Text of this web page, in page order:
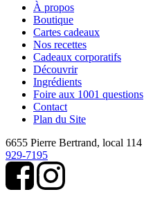
À propos
Boutique
Cartes cadeaux
Nos recettes
Cadeaux corporatifs
Découvrir
Ingrédients
Foire aux 1001 questions
Contact
Plan du Site
6655 Pierre Bertrand, local 114
929-7195